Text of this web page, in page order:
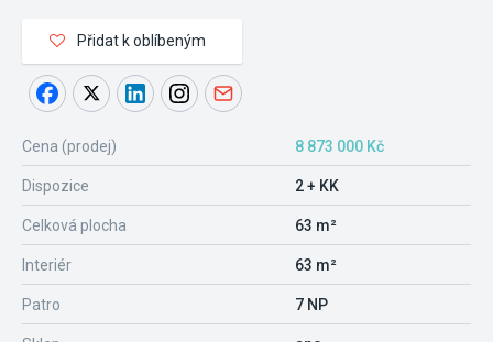
Přidat k oblíbeným
Cena (prodej) 8 873 000 Kč
Dispozice 2 + KK
Celková plocha 63 m²
Interiér 63 m²
Patro 7 NP